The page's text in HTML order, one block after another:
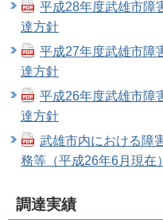
平成28年度武雄市障
達方針
平成27年度武雄市障
達方針
平成26年度武雄市障
達方針
武雄市内における障
務等（平成26年6月現在）
調達実績